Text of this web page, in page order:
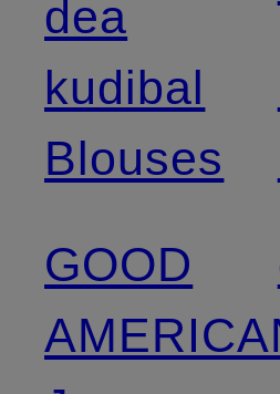
dea
kudibal
Blouses
GOOD